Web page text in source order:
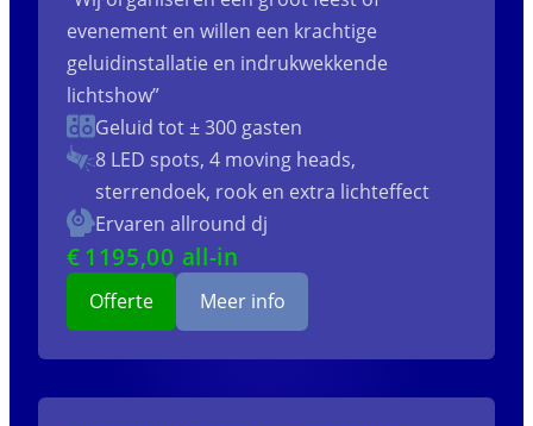
evenement en willen een krachtige
geluidinstallatie en indrukwekkende
lichtshow”
Geluid tot ± 300 gasten
8 LED spots, 4 moving heads,
sterrendoek, rook en extra lichteffect
Ervaren allround dj
€ 1195,00 all-in
Offerte Meer info